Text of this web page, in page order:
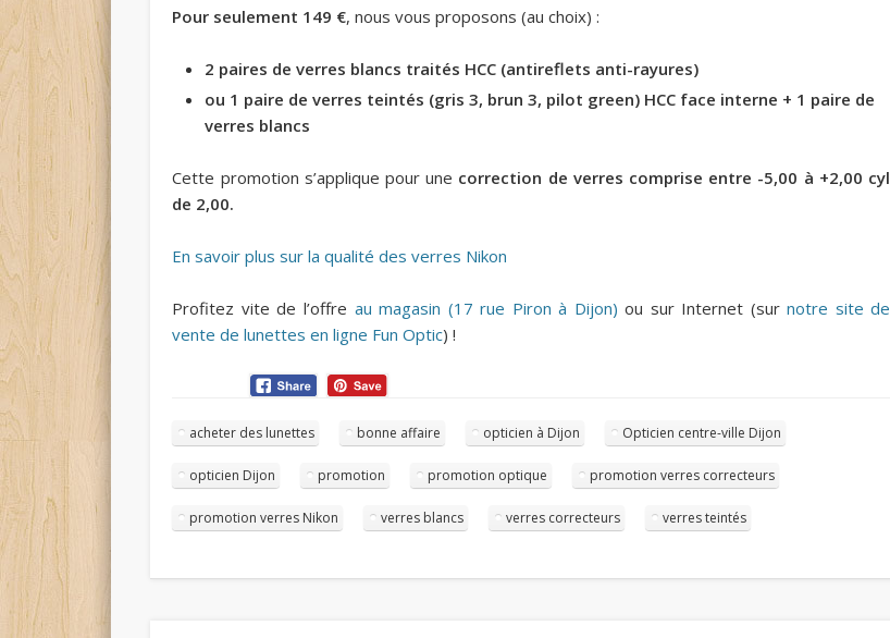
Pour seulement 149 €, nous vous proposons (au choix) :
2 paires de verres blancs traités HCC (antireflets anti-rayures)
ou 1 paire de verres teintés (gris 3, brun 3, pilot green) HCC face interne + 1 paire de
verres blancs
Cette promotion s’applique pour une correction de verres comprise entre -5,00 à +2,00 cyl
de 2,00.
En savoir plus sur la qualité des verres Nikon
Profitez vite de l’offre au magasin (17 rue Piron à Dijon) ou sur Internet (surnotre site de
vente de lunettes en ligne Fun Optic) !
acheter des lunettes bonne affaire opticien à Dijon Opticien centre-ville Dijon
opticien Dijon promotion promotion optique promotion verres correcteurs
promotion verres Nikon verres blancs verres correcteurs verres teintés